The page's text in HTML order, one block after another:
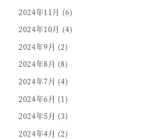
2024年11月 (6)
2024年10月 (4)
2024年9月 (2)
2024年8月 (8)
2024年7月 (4)
2024年6月 (1)
2024年5月 (3)
2024年4月 (2)